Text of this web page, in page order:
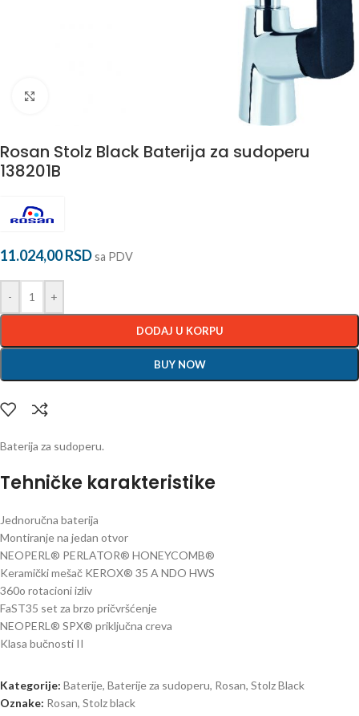
Rosan Stolz Black Baterija za sudoperu
138201B
11.024,00RSDsa PDV
- +
DODAJ U KORPU
BUY NOW
Baterija za sudoperu.
Tehničke karakteristike
Jednoručna baterija
Montiranje na jedan otvor
NEOPERL® PERLATOR® HONEYCOMB®
Keramički mešač KEROX® 35 A NDO HWS
360o rotacioni izliv
FaST35 set za brzo pričvršćenje
NEOPERL® SPX® priključna creva
Klasa bučnosti II
Kategorije: Baterije, Baterije za sudoperu, Rosan, Stolz Black
Oznake: Rosan, Stolz black